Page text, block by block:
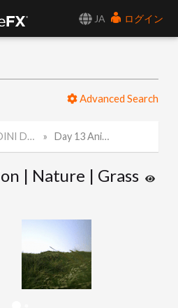
JA
ログイン
Advanced Search
2021 Day 13 Animation | Nature | Grass
| Nature | Grass